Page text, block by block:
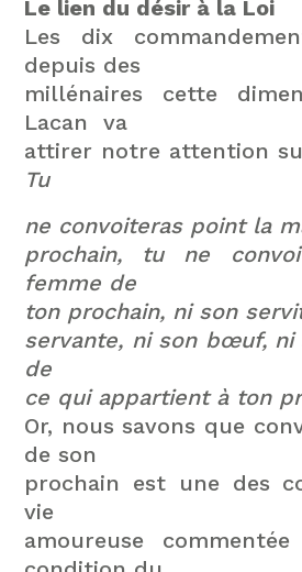
Le lien du désir à la Loi
Les dix
depuis des
millénaires cette
Lacan va
attirer notre attention
Tu
ne convoiteras point la
prochain, tu ne
femme de
ton prochain, ni son
servante, ni son bœuf, ni
de
ce qui appartient à ton
Or, nous savons que
de son
prochain est une des
vie
amoureuse